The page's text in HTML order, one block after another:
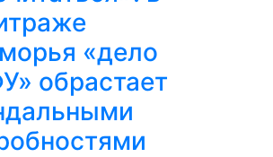
«дело
обрастает